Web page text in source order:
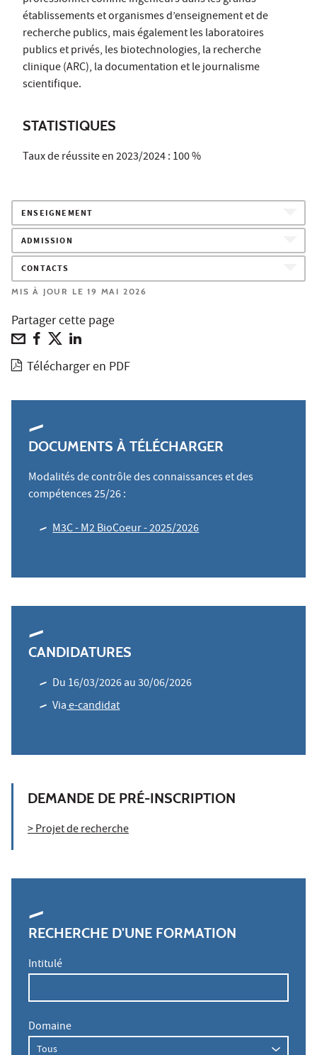
établissements et organismes d’enseignement et de
recherche publics, mais également les laboratoires
publics et privés, les biotechnologies, la recherche
clinique (ARC), la documentation et le journalisme
scientifique.
STATISTIQUES
Taux de réussite en 2023/2024 : 100 %
ENSEIGNEMENT
ADMISSION
CONTACTS
MIS À JOUR LE 19 MAI 2026
Partager cette page
Télécharger en PDF
DOCUMENTS À TÉLÉCHARGER
Modalités de contrôle des connaissances et des
compétences 25/26 :
M3C - M2 BioCoeur - 2025/2026
CANDIDATURES
Du 16/03/2026 au 30/06/2026
Viae-candidat
DEMANDE DE PRÉ-INSCRIPTION
> Projet de recherche
RECHERCHE D'UNE FORMATION
Intitulé
Domaine